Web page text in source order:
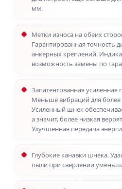
мм.
Метки износа на обеих
Гарантированная точность
анкерных креплений.
возможность замены по
Запатентованная усиленная
Меньше вибраций для более
Усиленный шнек
а значит, более низкая
Улучшенная передача
Глубокие канавки шнека.
пыли при сверлении